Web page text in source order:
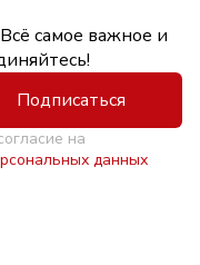
самое важное и
Подписаться
на
данных